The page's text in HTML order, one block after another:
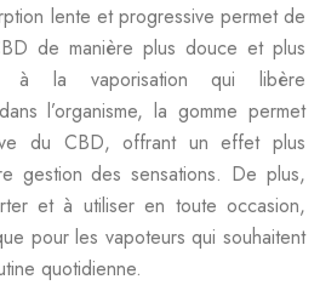
lente et progressive permet de
de manière plus douce et plus
à la vaporisation qui libère
l’organisme, la gomme permet
du CBD, offrant un effet plus
gestion des sensations. De plus,
et à utiliser en toute occasion,
pour les vapoteurs qui souhaitent
quotidienne.